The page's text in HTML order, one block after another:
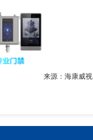
来源：海康威视